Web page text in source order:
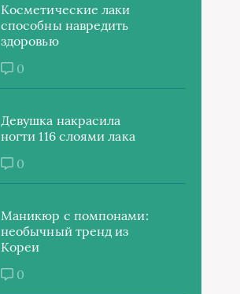
Косметические лаки
способны навредить
здоровью
0
Девушка накрасила
ногти 116 слоями лака
0
Маникюр с помпонами:
необычный тренд из
Кореи
0